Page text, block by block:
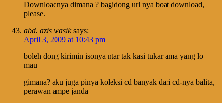
Downloadnya dimana ? bagidong url nya boat download,
please.
abd. azis wasik says:
April 3, 2009 at 10:43 pm
boleh dong kirimin isonya ntar tak kasi tukar ama yang lo
mau
gimana? aku juga pinya koleksi cd banyak dari cd-nya balita,
perawan ampe janda